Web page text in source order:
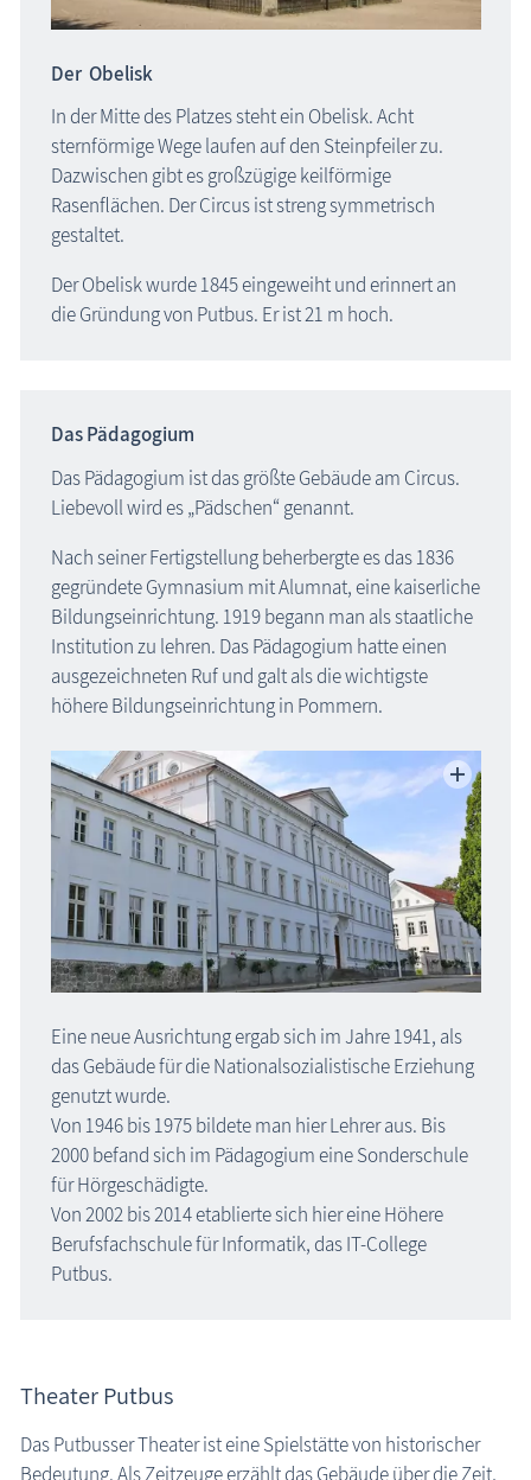
Der Obelisk
In der Mitte des Platzes steht ein Obelisk. Acht
sternförmige Wege laufen auf den Steinpfeiler zu.
Dazwischen gibt es großzügige keilförmige
Rasenflächen. Der Circus ist streng symmetrisch
gestaltet.
Der Obelisk wurde 1845 eingeweiht und erinnert an
die Gründung von Putbus. Er ist 21 m hoch.
Das Pädagogium
Das Pädagogium ist das größte Gebäude am Circus.
Liebevoll wird es „Pädschen“ genannt.
Nach seiner Fertigstellung beherbergte es das 1836
gegründete Gymnasium mit Alumnat, eine kaiserliche
Bildungseinrichtung. 1919 begann man als staatliche
Institution zu lehren. Das Pädagogium hatte einen
ausgezeichneten Ruf und galt als die wichtigste
höhere Bildungseinrichtung in Pommern.
Eine neue Ausrichtung ergab sich im Jahre 1941, als
das Gebäude für die Nationalsozialistische Erziehung
genutzt wurde.
Von 1946 bis 1975 bildete man hier Lehrer aus. Bis
2000 befand sich im Pädagogium eine Sonderschule
für Hörgeschädigte.
Von 2002 bis 2014 etablierte sich hier eine Höhere
Berufsfachschule für Informatik, das IT-College
Putbus.
Theater Putbus
Das Putbusser Theater ist eine Spielstätte von historischer
Bedeutung. Als Zeitzeuge erzählt das Gebäude über die Zeit,